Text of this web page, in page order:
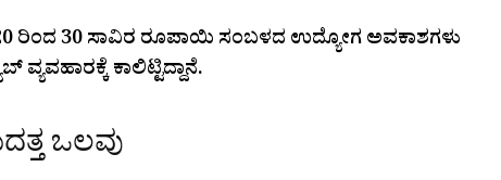
30 ಸಾವಿರ ರೂಪಾಯಿ ಸಂಬಳದ ಉದ್ಯೋಗ ಅವಕಾಶಗಳು
ವ್ಯವಹಾರಕ್ಕೆ ಕಾಲಿಟ್ಟಿದ್ದಾನೆ.
ಒಲವು